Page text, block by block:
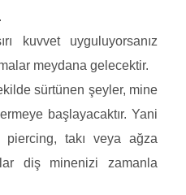
kuvvet uyguluyorsanız
meydana gelecektir.
sürtünen şeyler, mine
başlayacaktır. Yani
takı veya ağza
diş minenizi zamanla